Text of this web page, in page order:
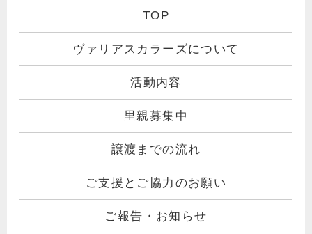
TOP
ヴァリアスカラーズについて
活動内容
里親募集中
譲渡までの流れ
ご支援とご協力のお願い
ご報告・お知らせ